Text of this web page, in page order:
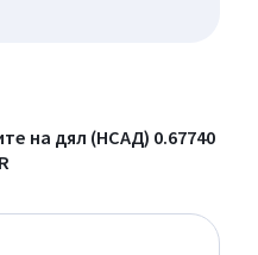
на дял (НСАД) 0.67740